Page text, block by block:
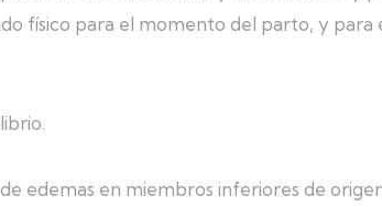
físico para el momento del parto, y
edemas en miembros inferiores de